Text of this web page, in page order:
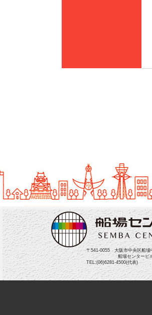
〒541-0055 大阪市中央区船場
船場センタービル6
TEL:(06)6281-4500(代表)